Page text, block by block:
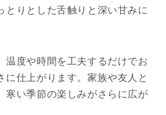
とりとした舌触りと深い甘みに
温度や時間を工夫するだけでお
に仕上がります。家族や友人と
寒い季節の楽しみがさらに広が